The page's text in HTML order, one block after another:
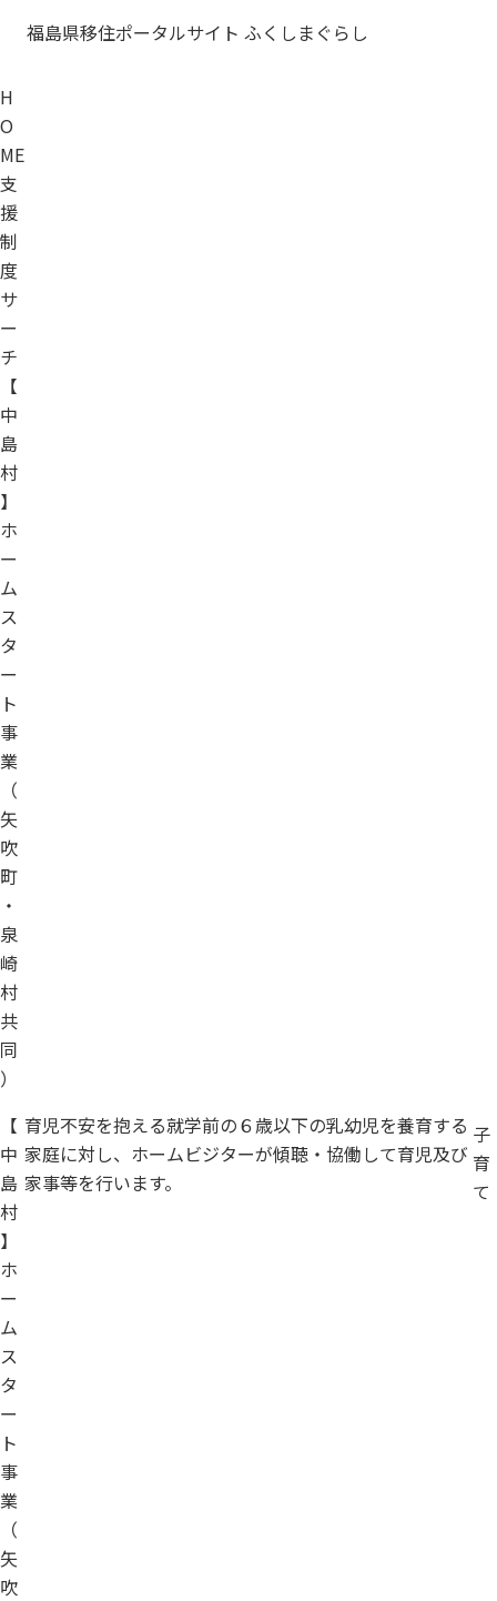
福島県移住ポータルサイト ふくしまぐらし
H
O
ME
支
援
制
度
サ
ー
チ
【
中
島
村
】
ホ
ー
ム
ス
タ
ー
ト
事
業
（
矢
吹
町
・
泉
崎
村
共
同
）
【
中
島
村
】
ホ
ー
ム
ス
タ
ー
ト
事
業
（
矢
吹
育児不安を抱える就学前の６歳以下の乳幼児を養育する
家庭に対し、ホームビジターが傾聴・協働して育児及び
家事等を行います。
子
育
て